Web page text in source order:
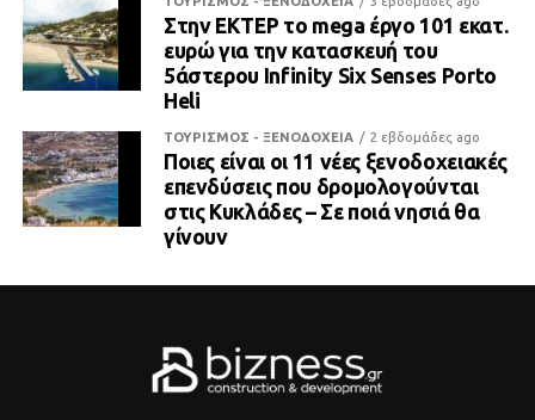
Στην ΕΚΤΕΡ το mega έργο 101 εκατ.
ευρώ για την κατασκευή του
5άστερου Infinity Six Senses Porto
Heli
ΤΟΥΡΙΣΜΟΣ - ΞΕΝΟΔΟΧΕΙΑ 2 εβδομάδες ago
Ποιες είναι οι 11 νέες ξενοδοχειακές
επενδύσεις που δρομολογούνται
στις Κυκλάδες – Σε ποιά νησιά θα
γίνουν